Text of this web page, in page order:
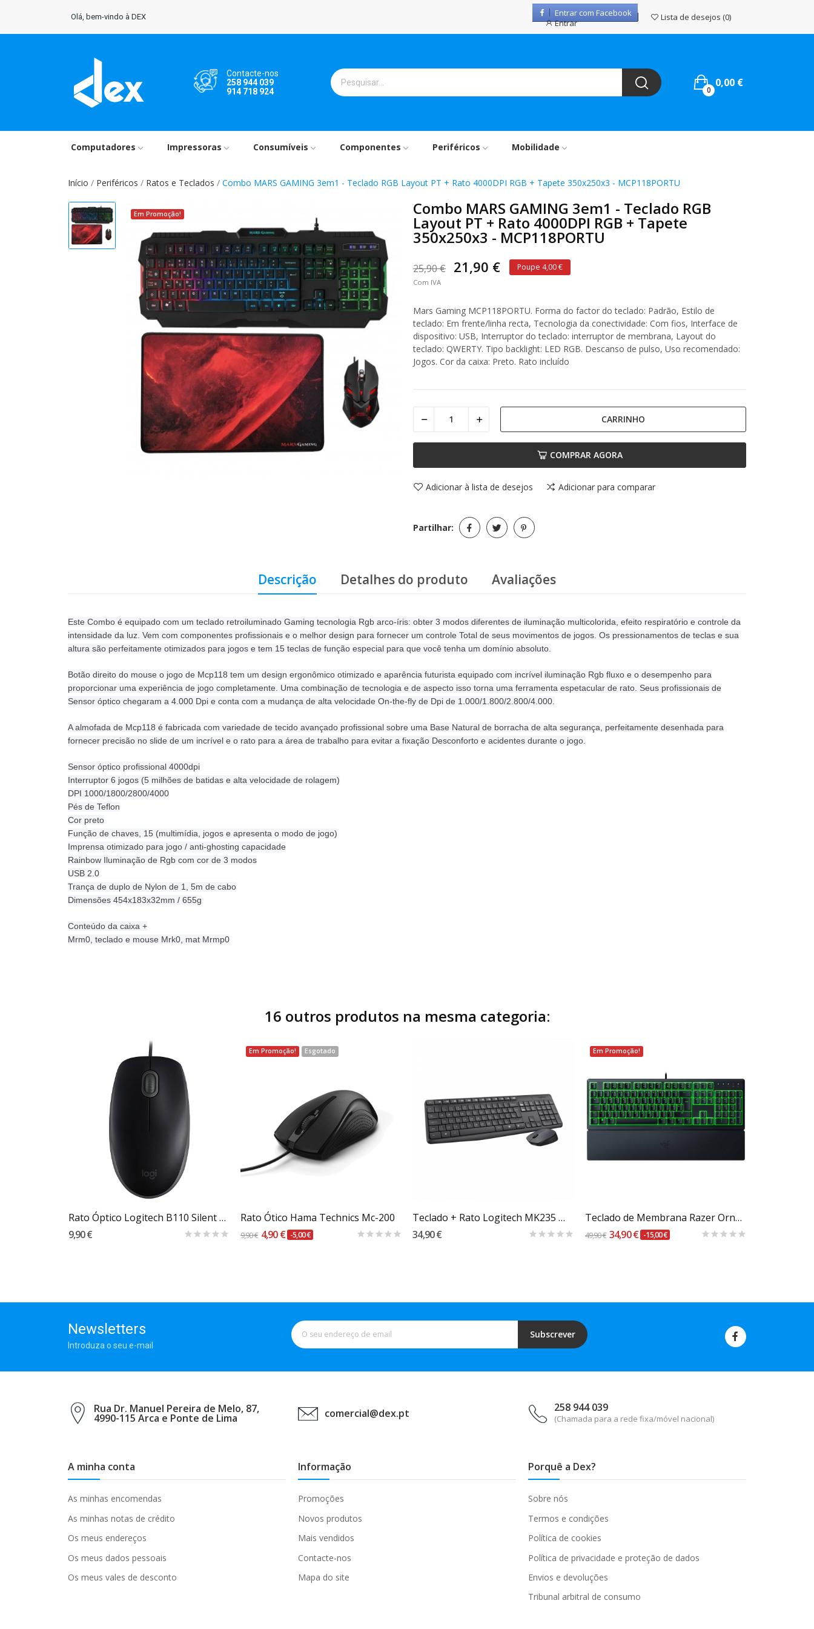
Olá, bem-vindo à DEX
Entrar com Facebook
Entrar
Lista de desejos 0
Contacte-nos
258 944 039
914 718 924
0,00 €
0
Computadores Impressoras Consumíveis Componentes Periféricos Mobilidade
Início Periféricos Ratos e Teclados Combo MARS GAMING 3em1 - Teclado RGB Layout PT + Rato 4000DPI RGB + Tapete 350x250x3 - MCP118PORTU
Em Promoção! Combo MARS GAMING 3em1 - Teclado RGB
Layout PT + Rato 4000DPI RGB + Tapete
350x250x3 - MCP118PORTU
25,90 € 21,90 € Poupe 4,00 €
Com IVA
Mars Gaming MCP118PORTU. Forma do factor do teclado: Padrão, Estilo de
teclado: Em frente/linha recta, Tecnologia da conectividade: Com fios, Interface de
dispositivo: USB, Interruptor do teclado: interruptor de membrana, Layout do
teclado: QWERTY. Tipo backlight: LED RGB. Descanso de pulso, Uso recomendado:
Jogos. Cor da caixa: Preto. Rato incluído
CARRINHO
COMPRAR AGORA
Adicionar à lista de desejos Adicionar para comparar
Partilhar:
Descrição Detalhes do produto Avaliações
Este Combo é equipado com um teclado retroiluminado Gaming tecnologia Rgb arco-íris: obter 3 modos diferentes de iluminação multicolorida, efeito respiratório e controle da
intensidade da luz. Vem com componentes profissionais e o melhor design para fornecer um controle Total de seus movimentos de jogos. Os pressionamentos de teclas e sua
altura são perfeitamente otimizados para jogos e tem 15 teclas de função especial para que você tenha um domínio absoluto.
Botão direito do mouse o jogo de Mcp118 tem um design ergonômico otimizado e aparência futurista equipado com incrível iluminação Rgb fluxo e o desempenho para
proporcionar uma experiência de jogo completamente. Uma combinação de tecnologia e de aspecto isso torna uma ferramenta espetacular de rato. Seus profissionais de
Sensor óptico chegaram a 4.000 Dpi e conta com a mudança de alta velocidade On-the-fly de Dpi de 1.000/1.800/2.800/4.000.
A almofada de Mcp118 é fabricada com variedade de tecido avançado profissional sobre uma Base Natural de borracha de alta segurança, perfeitamente desenhada para
fornecer precisão no slide de um incrível e o rato para a área de trabalho para evitar a fixação Desconforto e acidentes durante o jogo.
Sensor óptico profissional 4000dpi
Interruptor 6 jogos (5 milhões de batidas e alta velocidade de rolagem)
DPI 1000/1800/2800/4000
Pés de Teflon
Cor preto
Função de chaves, 15 (multimídia, jogos e apresenta o modo de jogo)
Imprensa otimizado para jogo / anti-ghosting capacidade
Rainbow Iluminação de Rgb com cor de 3 modos
USB 2.0
Trança de duplo de Nylon de 1, 5m de cabo
Dimensões 454x183x32mm / 655g
Conteúdo da caixa +
Mrm0, teclado e mouse Mrk0, mat Mrmp0
16 outros produtos na mesma categoria:
Carrinho
Rato Óptico Logitech B110 Silent 1000DPI Preto
9,90 €
Em Promoção! Esgotado
Rato Ótico Hama Technics Mc-200
9,90 € 4,90 € -5,00 €
Teclado + Rato Logitech MK235 Wireless PT
34,90 €
Em Promoção!
Teclado de Membrana Razer Ornata V3 X Chroma...
49,90 € 34,90 € -15,00 €
Newsletters
Introduza o seu e-mail
Subscrever
Rua Dr. Manuel Pereira de Melo, 87,
4990-115 Arca e Ponte de Lima comercial@dex.pt 258 944 039
(Chamada para a rede fixa/móvel nacional)
A minha conta
As minhas encomendas
As minhas notas de crédito
Os meus endereços
Os meus dados pessoais
Os meus vales de desconto
Informação
Promoções
Novos produtos
Mais vendidos
Contacte-nos
Mapa do site
Porquê a Dex?
Sobre nós
Termos e condições
Política de cookies
Política de privacidade e proteção de dados
Envios e devoluções
Tribunal arbitral de consumo